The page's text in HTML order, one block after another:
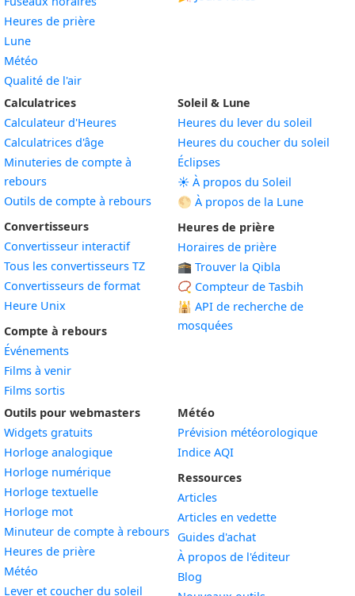
Heures de prière
Lune
Météo
Qualité de l'air
Calculatrices
Calculateur d'Heures
Calculatrices d'âge
Minuteries de compte à
rebours
Outils de compte à rebours
Convertisseurs
Convertisseur interactif
Tous les convertisseurs TZ
Convertisseurs de format
Heure Unix
Compte à rebours
Événements
Films à venir
Films sortis
Soleil & Lune
Heures du lever du soleil
Heures du coucher du soleil
Éclipses
☀️ À propos du Soleil
🌕 À propos de la Lune
Heures de prière
Horaires de prière
🕋 Trouver la Qibla
📿 Compteur de Tasbih
🕌 API de recherche de
mosquées
Outils pour webmasters
Widgets gratuits
Horloge analogiqueWidget
Horloge numériqueWidget
Horloge textuelleWidget
Horloge motWidget
Minuteur de compte à rebours Widget
Heures de prièreWidget
Météo
Lever et coucher du soleil
Météo
Prévision météorologique
Indice AQI
Ressources
Articles
Articles en vedette
Guides d'achat
À propos de l'éditeur
Blog